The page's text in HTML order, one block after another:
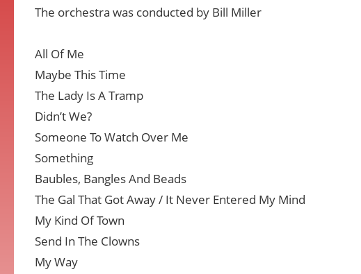
The orchestra was conducted by Bill Miller
All Of Me
Maybe This Time
The Lady Is A Tramp
Didn’t We?
Someone To Watch Over Me
Something
Baubles, Bangles And Beads
The Gal That Got Away / It Never Entered My Mind
My Kind Of Town
Send In The Clowns
My Way